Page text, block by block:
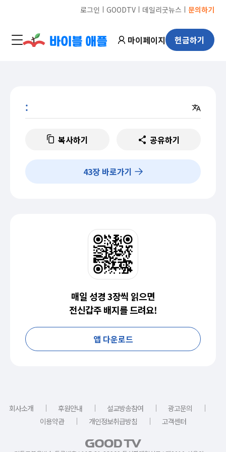
로그인 ㅣ GOODTVㅣ 데일리굿뉴스 ㅣ 문의하기
마이페이지 헌금하기
:
복사하기 공유하기
43장 바로가기
매일 성경 3장씩 읽으면
전신갑주 배지를 드려요!
앱 다운로드
회사소개 ｜ 후원안내 ｜ 설교방송참여 ｜ 광고문의
｜
이용약관
｜ 개인정보취급방침 ｜ 고객센터